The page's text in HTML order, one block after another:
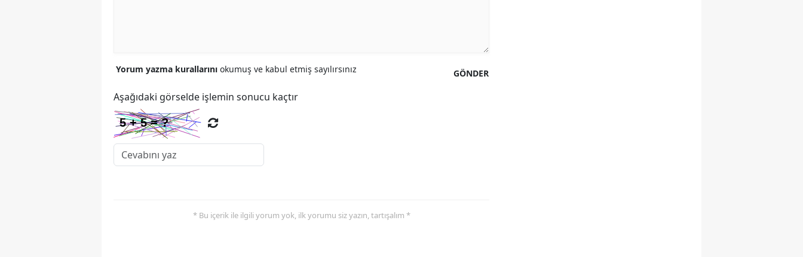
GÖNDER
Yorum yazma kurallarını okumuş ve kabul etmiş sayılırsınız
Aşağıdaki görselde işlemin sonucu kaçtır
* Bu içerik ile ilgili yorum yok, ilk yorumu siz yazın, tartışalım *